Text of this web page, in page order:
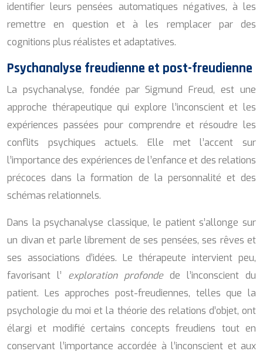
identifier leurs pensées automatiques négatives, à les
remettre en question et à les remplacer par des
cognitions plus réalistes et adaptatives.
Psychanalyse freudienne et post-freudienne
La psychanalyse, fondée par Sigmund Freud, est une
approche thérapeutique qui explore l’inconscient et les
expériences passées pour comprendre et résoudre les
conflits psychiques actuels. Elle met l’accent sur
l’importance des expériences de l’enfance et des relations
précoces dans la formation de la personnalité et des
schémas relationnels.
Dans la psychanalyse classique, le patient s’allonge sur
un divan et parle librement de ses pensées, ses rêves et
ses associations d’idées. Le thérapeute intervient peu,
favorisant l’ exploration profonde de l’inconscient du
patient. Les approches post-freudiennes, telles que la
psychologie du moi et la théorie des relations d’objet, ont
élargi et modifié certains concepts freudiens tout en
conservant l’importance accordée à l’inconscient et aux